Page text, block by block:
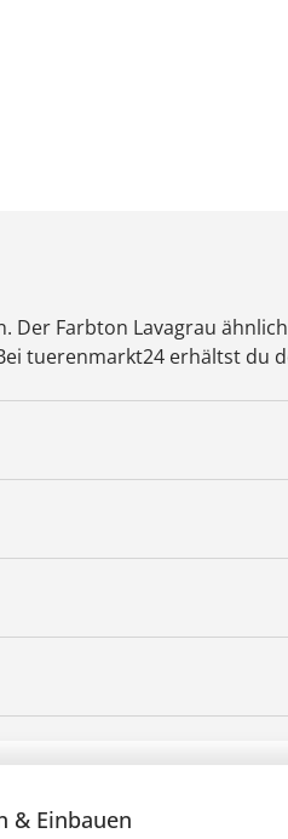
Farbton Lavagrau
tuerenmarkt24 erhältst du
& Einbauen